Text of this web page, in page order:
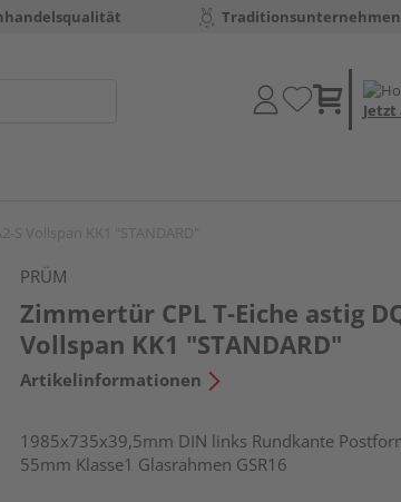
Jetzt
PRÜM
Zimmertür CPL T-Eiche astig
Vollspan KK1 "STANDARD"
Artikelinformationen
1985x735x39,5mm DIN links Rundkante
55mm Klasse1 Glasrahmen GSR16